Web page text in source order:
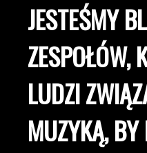
JESTEŚMY
ZESPOŁÓW,
LUDZI
MUZYKĄ,